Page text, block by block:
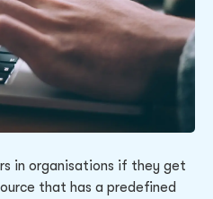
in organisations if they get
that has a predefined